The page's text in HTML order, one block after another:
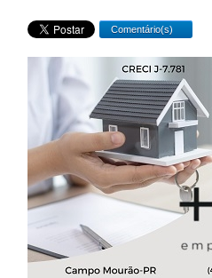
Comentário(s)